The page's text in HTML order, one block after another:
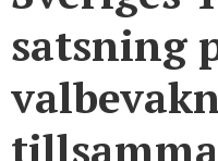
satsning